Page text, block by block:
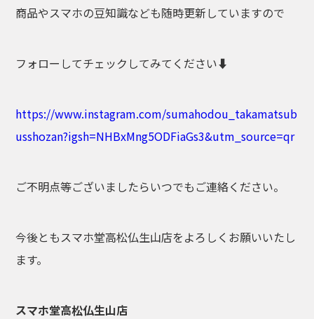
商品やスマホの豆知識なども随時更新していますので
フォローしてチェックしてみてください⬇︎
https://www.instagram.com/sumahodou_takamatsub
usshozan?igsh=NHBxMng5ODFiaGs3&utm_source=qr
ご不明点等ございましたらいつでもご連絡ください。
今後ともスマホ堂高松仏生山店をよろしくお願いいたし
ます。
スマホ堂高松仏生山店